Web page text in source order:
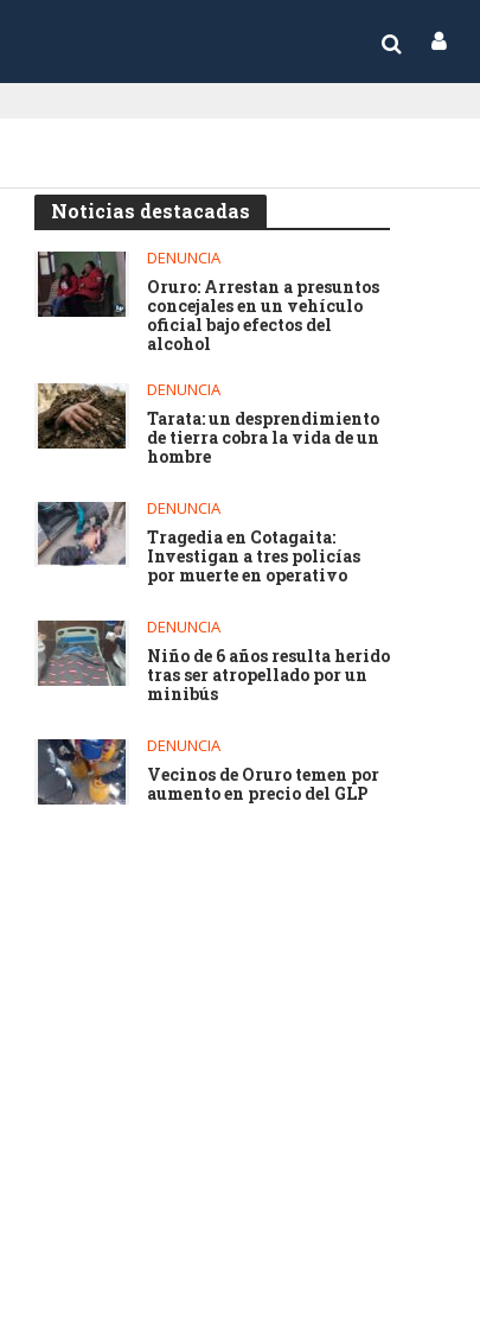
Noticias destacadas
DENUNCIA
Oruro: Arrestan a presuntos
concejales en un vehículo
oficial bajo efectos del
alcohol
DENUNCIA
Tarata: un desprendimiento
de tierra cobra la vida de un
hombre
DENUNCIA
Tragedia en Cotagaita:
Investigan a tres policías
por muerte en operativo
DENUNCIA
Niño de 6 años resulta herido
tras ser atropellado por un
minibús
DENUNCIA
Vecinos de Oruro temen por
aumento en precio del GLP